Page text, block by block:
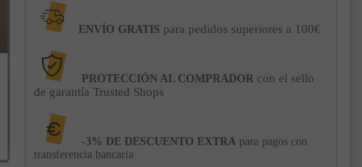
ENVÍO GRATIS para pedidos superiores a 100€
PROTECCIÓN AL COMPRADOR con el sello
de garantía Trusted Shops
-3% DE DESCUENTO EXTRA para pagos con
transferencia bancaria